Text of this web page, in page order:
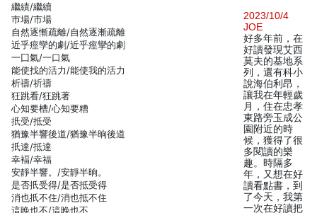
繼績/繼續
巿場/市場
自然逐慚疏離/自然逐漸疏離
近乎痙孿的劇/近乎痙攣的劇
一囗氣/一口氣
能使找的活力/能使我的活力
析禱/祈禱
狂跳看/狂跳著
心知要槽/心知要糟
扺受/抵受
猶豫半響後道/猶豫半晌後道
扺達/抵達
幸褔/幸福
安靜半響。/安靜半晌。
是否扺受得/是否抵受得
消也扺不住/消也抵不住
這睌也不/這晚也不
2023/10/4
JOE
好多年前，在
好讀發現艾西
莫夫的基地系
列，還有科小
說海伯利昂，
讓我在年輕歲
月，住在忠孝
東路旁玉成公
園附近的時
候，獲得了很
多閱讀的樂
趣。時隔多
年，又想在好
讀看點書，到
了今天，我第
一次在好讀把